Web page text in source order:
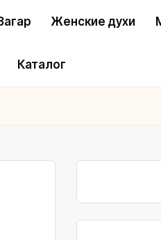
Женские духи
Каталог